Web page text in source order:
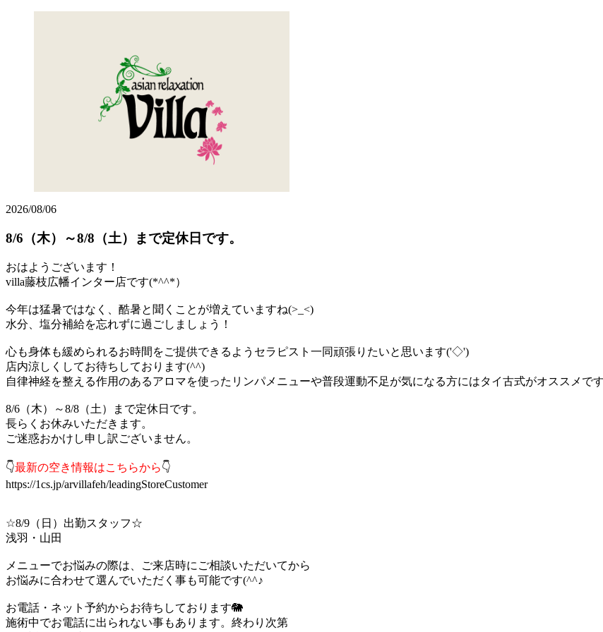
2026/08/06
8/6（木）～8/8（土）まで定休日です。
おはようございます！
villa藤枝広幡インター店です(*^^*）
今年は猛暑ではなく、酷暑と聞くことが増えていますね(>_<)
水分、塩分補給を忘れずに過ごしましょう！
心も身体も緩められるお時間をご提供できるようセラピスト一同頑張りたいと思います('◇')ゞ
店内涼しくしてお待ちしております(^^)
自律神経を整える作用のあるアロマを使ったリンパメニューや普段運動不足が気になる方にはタイ古式がオススメです
8/6（木）～8/8（土）まで定休日です。
長らくお休みいただきます。
ご迷惑おかけし申し訳ございません。
👇最新の空き情報はこちらから👇
https://1cs.jp/arvillafeh/leadingStoreCustomer
☆8/9（日）出勤スタッフ☆
浅羽・山田
メニューでお悩みの際は、ご来店時にご相談いただいてから
お悩みに合わせて選んでいただく事も可能です(^^♪
お電話・ネット予約からお待ちしております🐘
施術中でお電話に出られない事もあります。終わり次第